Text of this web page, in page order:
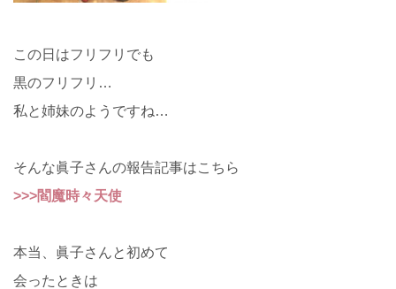
この日はフリフリでも
黒のフリフリ…
私と姉妹のようですね…
そんな眞子さんの報告記事はこちら
>>>閻魔時々天使
本当、眞子さんと初めて
会ったときは